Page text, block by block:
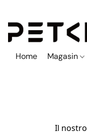
Home Magasin
Il